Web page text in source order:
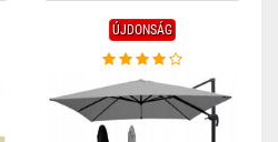
ÚJDONSÁG